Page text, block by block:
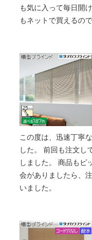
も気に入って毎日開
もネットで買えるの
この度は、迅速丁寧
した。 前回も注文し
しました。 商品もピ
会がありましたら、
いました。